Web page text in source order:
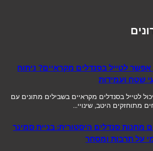
לטייל בסנדלים מקראיים? ניתוח
שטח ועמידות
לטייל בסנדלים מקראיים בשבילים מתונים עם
מתוחזקים היטב, שינויי…
מחנות סנדלים היסטורית: בניית סמינר
על תרבות ומסחר